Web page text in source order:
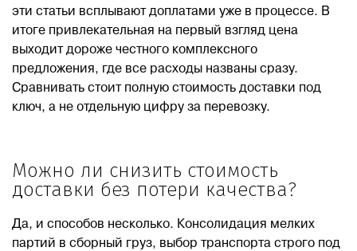
эти статьи всплывают доплатами уже в процессе. В
итоге привлекательная на первый взгляд цена
выходит дороже честного комплексного
предложения, где все расходы названы сразу.
Сравнивать стоит полную стоимость доставки под
ключ, а не отдельную цифру за перевозку.
Можно ли снизить стоимость
доставки без потери качества?
Да, и способов несколько. Консолидация мелких
партий в сборный груз, выбор транспорта строго под